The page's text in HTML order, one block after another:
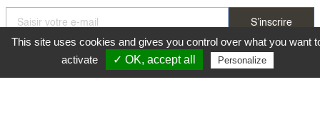
This site uses cookies and gives you control over what you want
activate
✓ OK, accept all Personalize